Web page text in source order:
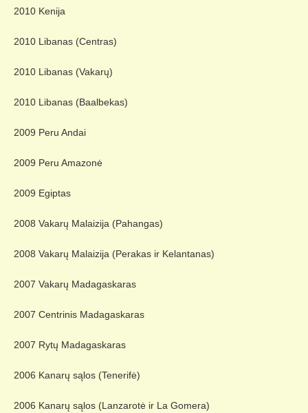
2010 Kenija
2010 Libanas (Centras)
2010 Libanas (Vakarų)
2010 Libanas (Baalbekas)
2009 Peru Andai
2009 Peru Amazonė
2009 Egiptas
2008 Vakarų Malaizija (Pahangas)
2008 Vakarų Malaizija (Perakas ir Kelantanas)
2007 Vakarų Madagaskaras
2007 Centrinis Madagaskaras
2007 Rytų Madagaskaras
2006 Kanarų sąlos (Tenerifė)
2006 Kanarų sąlos (Lanzarotė ir La Gomera)